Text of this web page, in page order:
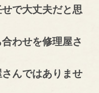
で大丈夫だと思
わせを修理屋さ
んではありませ